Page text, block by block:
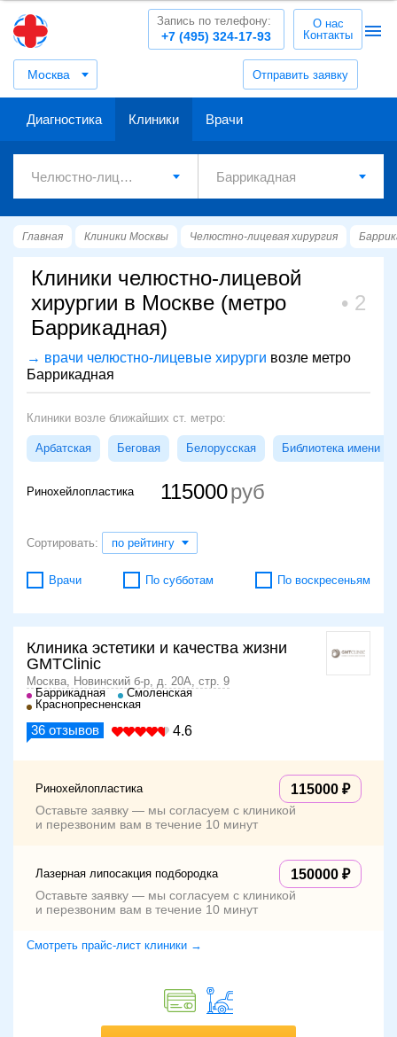
Москва Отправить заявку
+7 (495) 324-17-93
Запись по телефону:
О нас
Контакты
Диагностика Клиники Врачи
Главная Клиники Москвы Челюстно-лицевая хирургия
Клиники челюстно-лицевой
хирургии в Москве (метро
Баррикадная)
2
→ врачи челюстно-лицевые хирурги возле метро
Баррикадная
Клиники возле ближайших ст. метро:
Арбатская Беговая Белорусская Библиотека имени
Ринохейлопластика 115000
Сортировать: по рейтингу
Врачи По субботам По воскресеньям
Клиника эстетики и качества жизни
GMTClinic
Москва, Новинский б-р, д. 20А, стр. 9
Баррикадная
Смоленская
Краснопресненская
36 отзывов 4.6
Ринохейлопластика 115000
Оставьте заявку — мы согласуем с клиникой
и перезвоним вам в течение 10 минут
Лазерная липосакция подбородка 150000
Оставьте заявку — мы согласуем с клиникой
и перезвоним вам в течение 10 минут
Смотреть прайс-лист клиники →